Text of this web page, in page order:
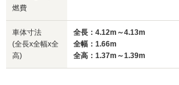
燃費
車体寸法
(全長x全幅x全
高)
全長：4.12m～4.13m
全幅：1.66m
全高：1.37m～1.39m